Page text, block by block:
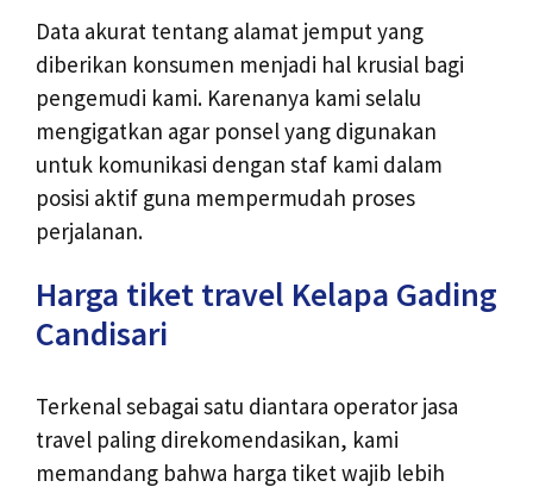
Data akurat tentang alamat jemput yang
diberikan konsumen menjadi hal krusial bagi
pengemudi kami. Karenanya kami selalu
mengigatkan agar ponsel yang digunakan
untuk komunikasi dengan staf kami dalam
posisi aktif guna mempermudah proses
perjalanan.
Harga tiket travel Kelapa Gading
Candisari
Terkenal sebagai satu diantara operator jasa
travel paling direkomendasikan, kami
memandang bahwa harga tiket wajib lebih